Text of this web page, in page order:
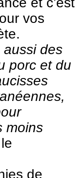
vos
des
porc et du
moins
de